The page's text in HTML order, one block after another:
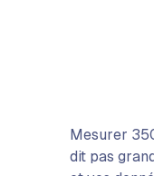
Mesurer
dit pas